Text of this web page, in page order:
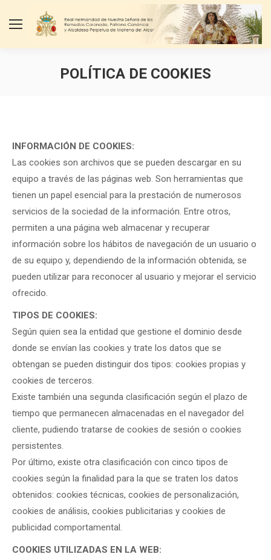
POLÍTICA DE COOKIES
INFORMACIÓN DE COOKIES:
Las cookies son archivos que se pueden descargar en su
equipo a través de las páginas web. Son herramientas que
tienen un papel esencial para la prestación de numerosos
servicios de la sociedad de la información. Entre otros,
permiten a una página web almacenar y recuperar
información sobre los hábitos de navegación de un usuario o
de su equipo y, dependiendo de la información obtenida, se
pueden utilizar para reconocer al usuario y mejorar el servicio
ofrecido.
TIPOS DE COOKIES:
Según quien sea la entidad que gestione el dominio desde
donde se envían las cookies y trate los datos que se
obtengan se pueden distinguir dos tipos: cookies propias y
cookies de terceros.
Existe también una segunda clasificación según el plazo de
tiempo que permanecen almacenadas en el navegador del
cliente, pudiendo tratarse de cookies de sesión o cookies
persistentes.
Por último, existe otra clasificación con cinco tipos de
cookies según la finalidad para la que se traten los datos
obtenidos: cookies técnicas, cookies de personalización,
cookies de análisis, cookies publicitarias y cookies de
publicidad comportamental.
COOKIES UTILIZADAS EN LA WEB: